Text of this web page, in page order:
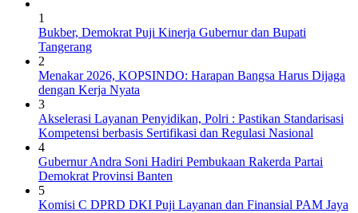
1
Bukber, Demokrat Puji Kinerja Gubernur dan Bupati
Tangerang
2
Menakar 2026, KOPSINDO: Harapan Bangsa Harus Dijaga
dengan Kerja Nyata
3
Akselerasi Layanan Penyidikan, Polri : Pastikan Standarisasi
Kompetensi berbasis Sertifikasi dan Regulasi Nasional
4
Gubernur Andra Soni Hadiri Pembukaan Rakerda Partai
Demokrat Provinsi Banten
5
Komisi C DPRD DKI Puji Layanan dan Finansial PAM Jaya